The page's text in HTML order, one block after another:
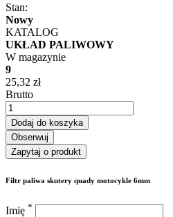
Stan:
Nowy
KATALOG
UKŁAD PALIWOWY
W magazynie
9
25,32 zł
Brutto
Dodaj do koszyka
Obserwuj
Zapytaj o produkt
Filtr paliwa skutery quady motocykle 6mm
Imię *